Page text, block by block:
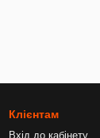
Клієнтам
Вхід до кабінету